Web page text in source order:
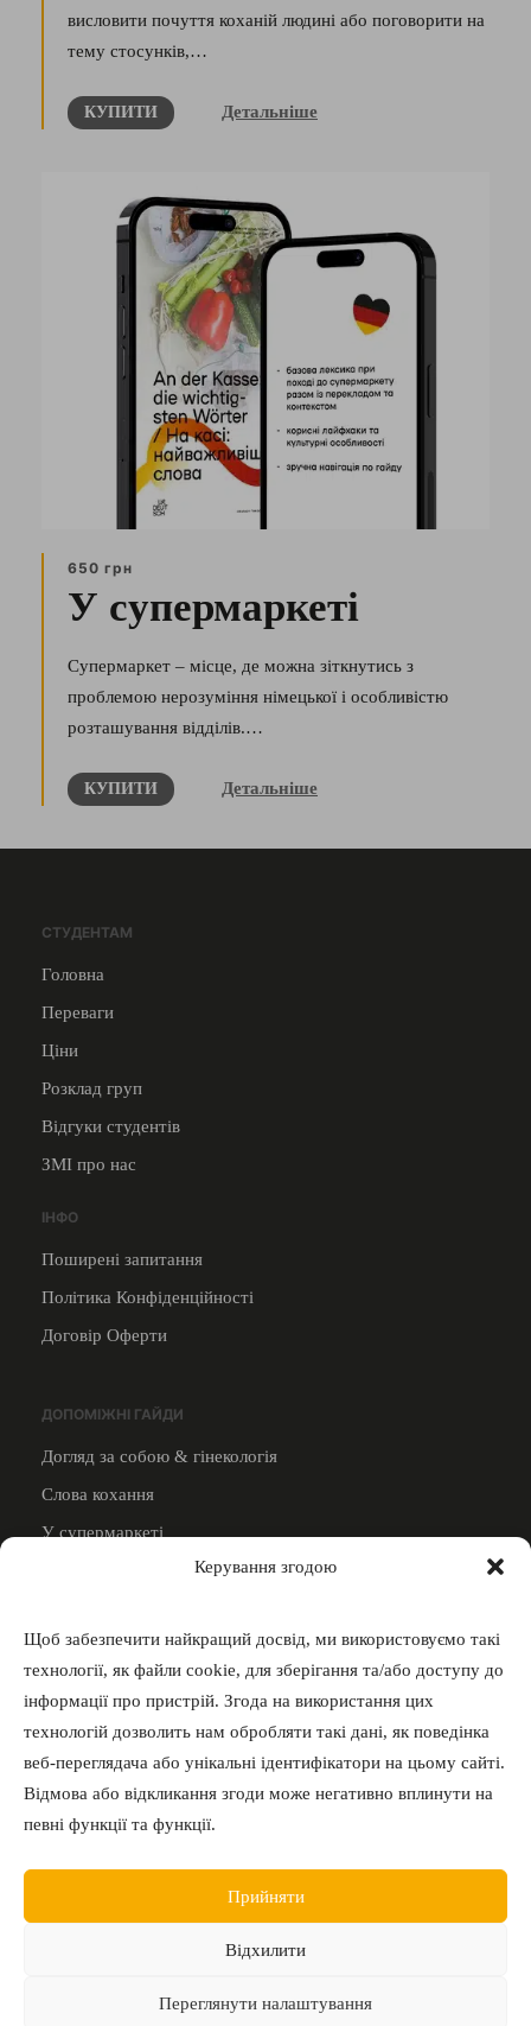
Керування згодою
Щоб забезпечити найкращий досвід, ми використовуємо такі
технології, як файли cookie, для зберігання та/або доступу до
інформації про пристрій. Згода на використання цих
технологій дозволить нам обробляти такі дані, як поведінка
веб-переглядача або унікальні ідентифікатори на цьому сайті.
Відмова або відкликання згоди може негативно вплинути на
певні функції та функції.
Прийняти
Відхилити
Переглянути налаштування
висловити почуття коханій людині або поговорити на
тему стосунків,…
КУПИТИ Детальніше
650 грн
У супермаркеті
Супермаркет – місце, де можна зіткнутись з
проблемою нерозуміння німецької і особливістю
розташування відділів.…
КУПИТИ Детальніше
СТУДЕНТАМ
Головна
Переваги
Ціни
Розклад груп
Відгуки студентів
ЗМІ про нас
ІНФО
Поширені запитання
Політика Конфіденційності
Договір Оферти
ДОПОМІЖНІ ГАЙДИ
Догляд за собою & гінекологія
Слова кохання
У супермаркеті
Стати викладачем
4000 грн за викладача
Iнстаграм